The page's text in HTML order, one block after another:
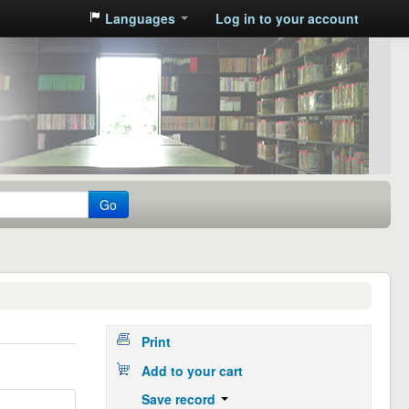
Languages Log in to your account
Go
Print
Add to your cart
Save record